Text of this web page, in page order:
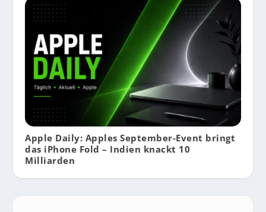
Apple Daily: Apples September-Event bringt
das iPhone Fold – Indien knackt 10
Milliarden